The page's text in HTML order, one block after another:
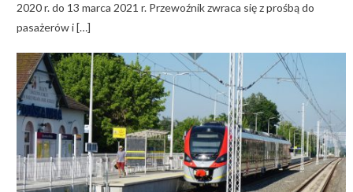
2020 r. do 13 marca 2021 r. Przewoźnik zwraca się z prośbą do
pasażerów i […]